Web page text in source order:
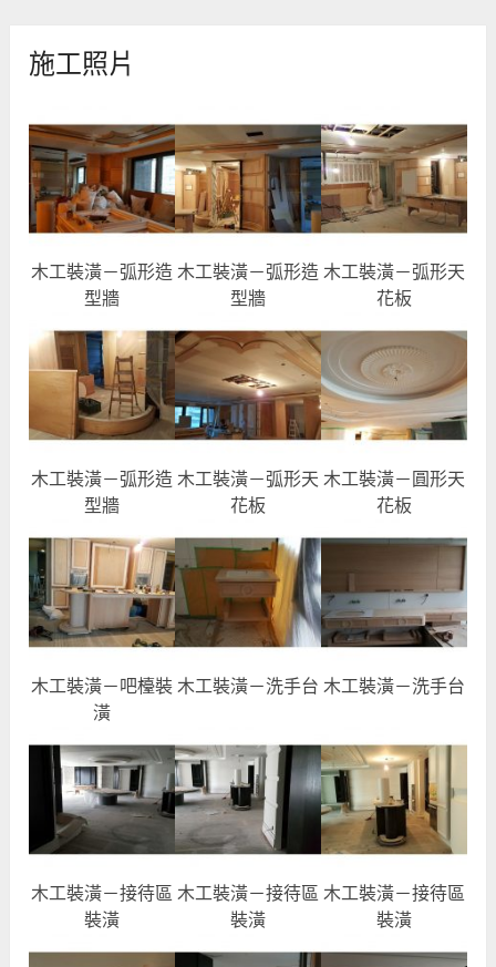
施工照片
木工裝潢－弧形造
型牆
木工裝潢－弧形造
型牆
木工裝潢－弧形天
花板
木工裝潢－弧形造
型牆
木工裝潢－弧形天
花板
木工裝潢－圓形天
花板
木工裝潢－吧檯裝
潢
木工裝潢－洗手台 木工裝潢－洗手台
木工裝潢－接待區
裝潢
木工裝潢－接待區
裝潢
木工裝潢－接待區
裝潢